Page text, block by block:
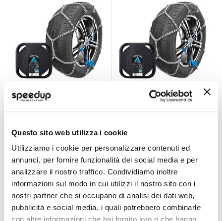
Questo sito web utilizza i cookie
Utilizziamo i cookie per personalizzare contenuti ed
annunci, per fornire funzionalità dei social media e per
analizzare il nostro traffico. Condividiamo inoltre
informazioni sul modo in cui utilizzi il nostro sito con i
nostri partner che si occupano di analisi dei dati web,
pubblicità e social media, i quali potrebbero combinarle
Catene da neve
Alfa Romeo 159,
A4, A5, A6, Rs4, TT,
Bmw Serie 3, Serie
5Spedizione gratuita!
Catene da neve
7mm - ALTHURA
Alfa Romeo 147,
Giulietta, Mito,
Audi A3, A4, A6
veicoli
Spedizione gratuita!